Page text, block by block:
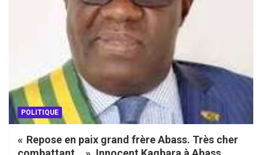
POLITIQUE
« Repose en paix grand frère Abass. Très cher